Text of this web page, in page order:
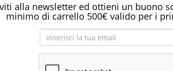
alla newsletter ed ottieni un buono
minimo di carrello 500€ valido per i